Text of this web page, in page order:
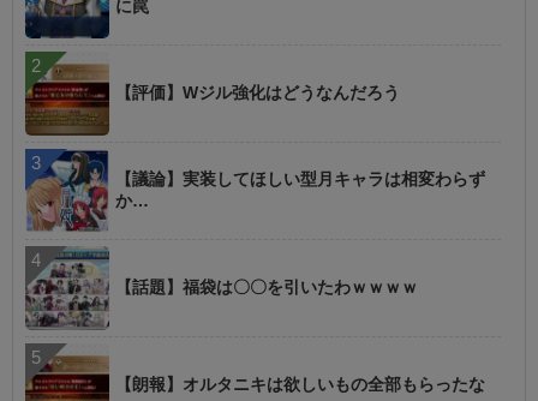
に罠
【評価】Wジル強化はどうなんだろう
【議論】実装してほしい型月キャラは相変わらず
か…
【話題】福袋は〇〇を引いたわｗｗｗｗ
【朗報】オルタニキは欲しいもの全部もらったな